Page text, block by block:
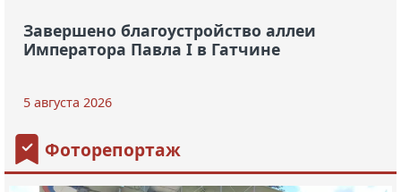
Завершено благоустройство аллеи
Императора Павла I в Гатчине
5 августа 2026
Фоторепортаж